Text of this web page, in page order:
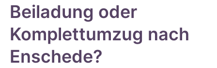
Beiladung oder
Komplettumzug nach
Enschede?